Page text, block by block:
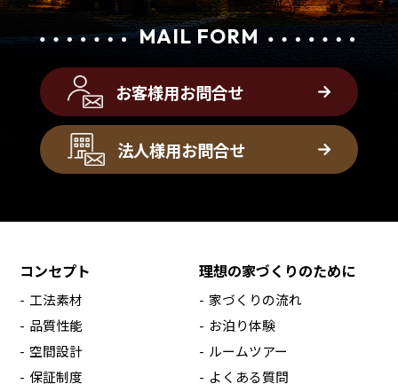
MAIL FORM
お客様用お問合せ
法人様用お問合せ
コンセプト
工法素材
品質性能
空間設計
保証制度
理想の家づくりのために
家づくりの流れ
お泊り体験
ルームツアー
よくある質問